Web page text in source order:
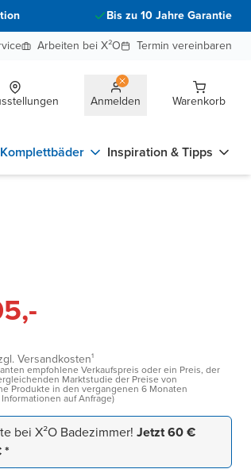
Bis zu 10 Jahre Garantie
Arbeiten bei X²O Termin vereinbaren
Anmelden Warenkorb
Komplettbäder Inspiration & Tipps
Versandkosten¹
empfohlene Verkaufspreis oder ein Preis, der
Marktstudie der Preise von
Produkte in den vergangenen 6 Monaten
auf Anfrage)
bei X²O Badezimmer! Jetzt 60 €
*